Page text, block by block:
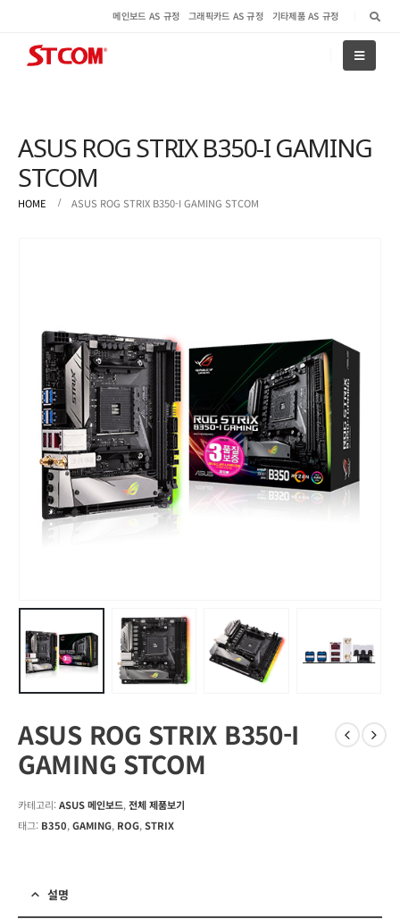
메인보드 AS 규정 그래픽카드 AS 규정 기타제품 AS 규정
ASUS ROG STRIX B350-I GAMING
STCOM
HOME ASUS ROG STRIX B350-I GAMING STCOM
ASUS ROG STRIX B350-I
GAMING STCOM
카테고리:ASUS 메인보드, 전체 제품보기
태그: B350,GAMING, ROG,STRIX
설명